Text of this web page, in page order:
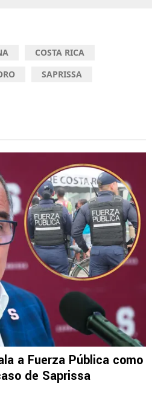
COSTA RICA
SAPRISSA
a Fuerza Pública como
de Saprissa